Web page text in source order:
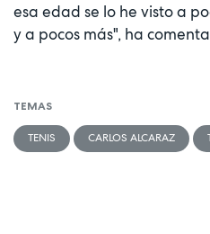
esa edad se lo he visto a
y a pocos más", ha
TEMAS
TENIS CARLOS ALCARAZ